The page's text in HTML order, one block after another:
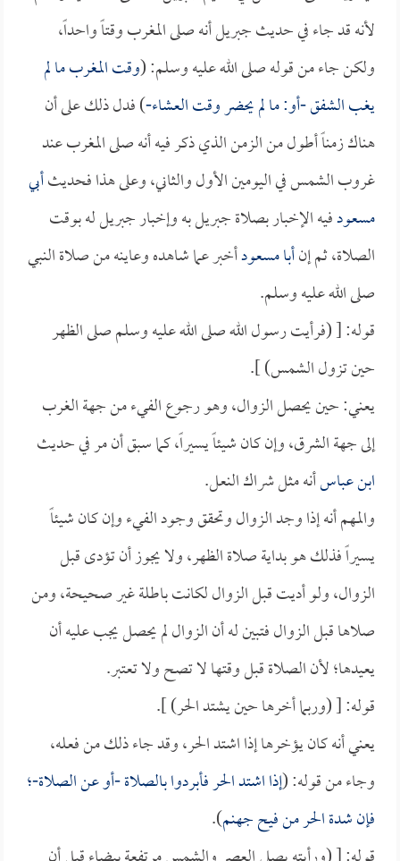
لأنه قد جاء في حديث جبريل أنه صلى المغرب وقتاً واحداً،
ولكن جاء من قوله صلى الله عليه وسلم: (وقت المغرب ما لم
يغب الشفق -أو: ما لم يحضر وقت العشاء-) فدل ذلك على أن
هناك زمناً أطول من الزمن الذي ذكر فيه أنه صلى المغرب عند
غروب الشمس في اليومين الأول والثاني، وعلى هذا فحديثأبي
مسعودفيه الإخبار بصلاة جبريل به وإخبار جبريل له بوقت
الصلاة، ثم إنأبا مسعودأخبر عما شاهده وعاينه من صلاة النبي
صلى الله عليه وسلم.
قوله: [ (فرأيت رسول الله صلى الله عليه وسلم صلى الظهر
حين تزول الشمس) ].
يعني: حين يحصل الزوال، وهو رجوع الفيء من جهة الغرب
إلى جهة الشرق، وإن كان شيئاً يسيراً، كما سبق أن مر في حديث
ابن عباسأنه مثل شراك النعل.
والمهم أنه إذا وجد الزوال وتحقق وجود الفيء وإن كان شيئاً
يسيراً فذلك هو بداية صلاة الظهر، ولا يجوز أن تؤدى قبل
الزوال، ولو أديت قبل الزوال لكانت باطلة غير صحيحة، ومن
صلاها قبل الزوال فتبين له أن الزوال لم يحصل يجب عليه أن
يعيدها؛ لأن الصلاة قبل وقتها لا تصح ولا تعتبر.
قوله: [ (وربما أخرها حين يشتد الحر) ].
يعني أنه كان يؤخرها إذا اشتد الحر، وقد جاء ذلك من فعله،
وجاء من قوله: (إذا اشتد الحر فأبردوا بالصلاة -أو عن الصلاة-؛
فإن شدة الحر من فيح جهنم).